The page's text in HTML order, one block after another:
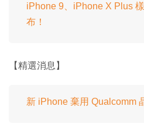
iPhone 9、iPhone X Plus
布！
【精選消息】
新 iPhone 棄用 Qualcomm